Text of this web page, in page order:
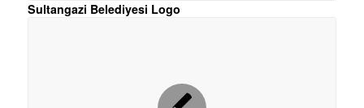
Sultangazi Belediyesi Logo